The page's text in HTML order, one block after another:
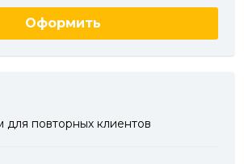
Оформить
для повторных клиентов